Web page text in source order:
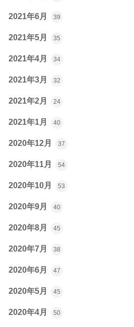
2021年6月 39
2021年5月 35
2021年4月 34
2021年3月 32
2021年2月 24
2021年1月 40
2020年12月 37
2020年11月 54
2020年10月 53
2020年9月 40
2020年8月 45
2020年7月 38
2020年6月 47
2020年5月 45
2020年4月 50